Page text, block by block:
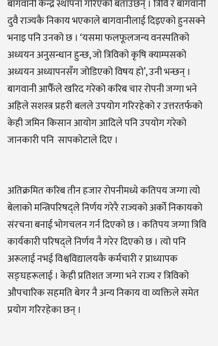
बागवानी केन्द्र स्थापना गरिएको बताउँछन् । त्रिवि र बागवानी
दुवै राज्यकै निकाय भएकाले बागवानीलाई दिइएको हुनसक्ने
भनाइ पनि उनको छ । ‘यसमा फलफूलजन्य वनस्पतिको
अध्ययन अनुसन्धान हुन्छ, जो त्रिविको कृषि क्याम्पसको
अध्ययन अध्यापनसँग जोडिएको विषय हो’, उनी भन्छन् ।
बागवानी आफैँले खरिद गरेको करिब चार रोपनी जग्गा भने
अहिले सशस्त्र प्रहरी बलले उपयोग गरिरहेको र उत्तरतर्फको
केही जमिन किसान आयोग आदिले पनि उपयोग गरेको
जानकारी पनि सापकोटाले दिए ।
अतिक्रमित करिब तीन हजार रोपनीमध्ये कतिपय जग्गा त्यो
बेलाको मन्त्रिपरिषद्ले निर्णय गरेरै राज्यको अर्को निकायको
संरचना बनाई भोगचलन गर्न दिएको छ । कतिपय जग्गा त्रिवि
कार्यकारी परिषद्ले निर्णय नै गरेर दिएको छ । त्यो पनि
अरूलाई नभई विश्वविद्यालयकै कर्मचारी र प्राध्यापक
सङ्घहरूलाई । केही प्रतिशत जग्गा भने राज्य र त्रिविको
औपचारिक सहमति बेगर नै अन्य निकाय वा व्यक्तिले समेत
प्रयोग गरिरहेका छन् ।